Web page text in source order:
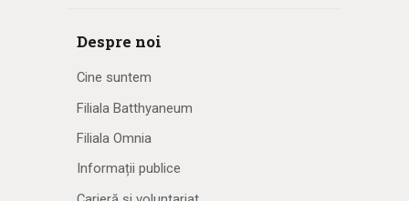
Despre noi
Cine suntem
Filiala Batthyaneum
Filiala Omnia
Informații publice